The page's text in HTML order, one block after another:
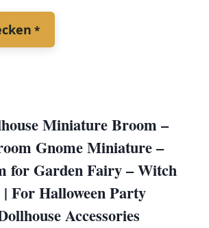
Miniature Broom –
Gnome Miniature –
for Garden ⁤Fairy – Witch
For Halloween Party
Accessories